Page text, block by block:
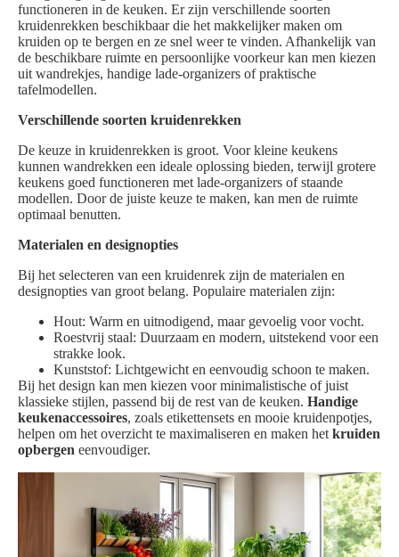
functioneren in de keuken. Er zijn verschillende soorten
kruidenrekken beschikbaar die het makkelijker maken om
kruiden op te bergen en ze snel weer te vinden. Afhankelijk van
de beschikbare ruimte en persoonlijke voorkeur kan men kiezen
uit wandrekjes, handige lade-organizers of praktische
tafelmodellen.
Verschillende soorten kruidenrekken
De keuze in kruidenrekken is groot. Voor kleine keukens
kunnen wandrekken een ideale oplossing bieden, terwijl grotere
keukens goed functioneren met lade-organizers of staande
modellen. Door de juiste keuze te maken, kan men de ruimte
optimaal benutten.
Materialen en designopties
Bij het selecteren van een kruidenrek zijn de materialen en
designopties van groot belang. Populaire materialen zijn:
Hout: Warm en uitnodigend, maar gevoelig voor vocht.
Roestvrij staal: Duurzaam en modern, uitstekend voor een
strakke look.
Kunststof: Lichtgewicht en eenvoudig schoon te maken.
Bij het design kan men kiezen voor minimalistische of juist
klassieke stijlen, passend bij de rest van de keuken. Handige
keukenaccessoires, zoals etikettensets en mooie kruidenpotjes,
helpen om het overzicht te maximaliseren en maken het kruiden
opbergen eenvoudiger.